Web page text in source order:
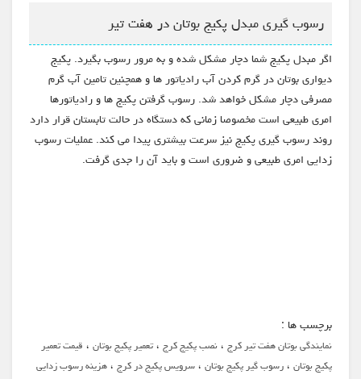
رسوب گیری مبدل پکیج بوتان در هفت تیر
اگر مبدل پکیج شما دچار مشکل شده و به مرور رسوب بگیرد. پکیج
دیواری بوتان در گرم کردن آب رادیاتور ها و همچنین تامین آب گرم
مصرفی دچار مشکل خواهد شد. رسوب گرفتن پکیج ها و رادیاتورها
امری طبیعی است مخصوصا زمانی که دستگاه در حالت تابستان قرار دارد
روند رسوب گیری پکیج نیز سرعت بیشتری پیدا می کند. عملیات رسوب
زدایی امری طبیعی و ضروری است و باید آن را جدی گرفت.
برچسب ها :
نمایندگی بوتان هفت تیر کرج،نصب پکیج کرج،تعمیر پکیج بوتان، قیمت تعمیر
پکیج بوتان،رسوب گیر پکیج بوتان،سرویس پکیج در کرج،هزینه رسوب زدایی